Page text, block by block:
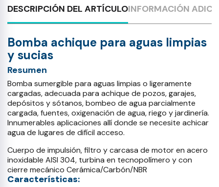
DESCRIPCIÓN DEL ARTÍCULOINFORMACIÓN
Bomba achique para aguas limpias
y sucias
Resumen
Bomba sumergible para aguas limpias o ligeramente
cargadas, adecuada para achique de pozos, garajes,
depósitos y sótanos, bombeo de agua parcialmente
cargada, fuentes, oxigenación de agua, riego y jardinería.
Innumerables aplicaciones allí donde se necesite achicar
agua de lugares de difícil acceso.
Cuerpo de impulsión, filtro y carcasa de motor en acero
inoxidable AISI 304, turbina en tecnopolímero y con
cierre mecánico Cerámica/Carbón/NBR
Características: